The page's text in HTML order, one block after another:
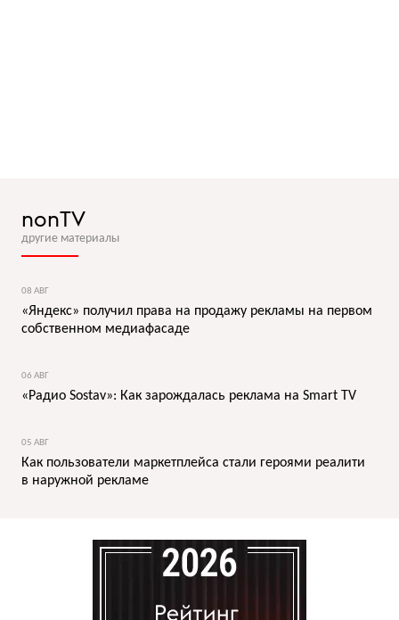
nonTV
другие материалы
08 АВГ
«Яндекс» получил права на продажу рекламы на первом
собственном медиафасаде
06 АВГ
«Радио Sostav»: Как зарождалась реклама на Smart TV
05 АВГ
Как пользователи маркетплейса стали героями реалити
в наружной рекламе